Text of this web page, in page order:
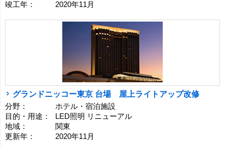
竣工年：
2020年11月
グランドニッコー東京 台場 屋上ライトアップ改修
分野：
ホテル・宿泊施設
目的・用途：
LED照明 リニューアル
地域：
関東
更新年：
2020年11月